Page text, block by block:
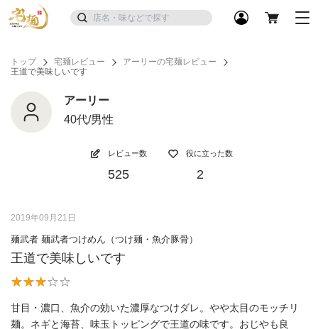
トップ 宅麺レビュー
アーリーの宅麺レビュー
王道で美味しいです
アーリー
40代/男性
レビュー数
525
役に立った数
2
2019年09月21日
麺武者 麺武者つけめん（つけ麺・魚介豚骨）
王道で美味しいです
甘目・濃口、魚介の効いた濃厚なつけダレ。やや太目のモッチリ
麺。ネギと海苔、味玉トッピングで王道の味です。おじやも良